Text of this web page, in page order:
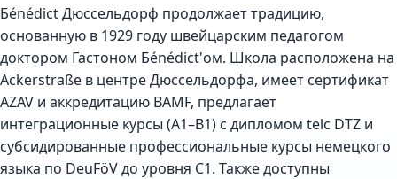
Бénédict Дюссельдорф продолжает традицию,
основанную в 1929 году швейцарским педагогом
доктором Гастоном Бénédict'ом. Школа расположена на
Ackerstraße в центре Дюссельдорфа, имеет сертификат
AZAV и аккредитацию BAMF, предлагает
интеграционные курсы (A1–B1) с дипломом telc DTZ и
субсидированные профессиональные курсы немецкого
языка по DeuFöV до уровня C1. Также доступны